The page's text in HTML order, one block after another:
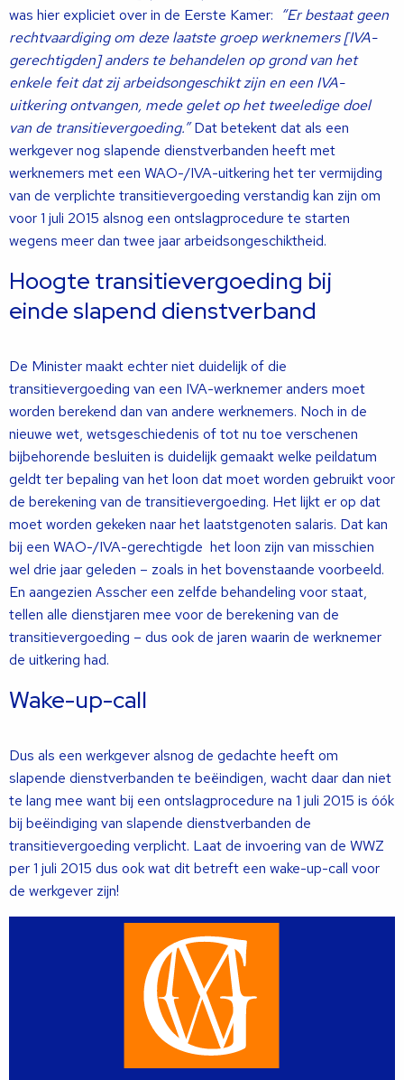
was hier expliciet over in de Eerste Kamer: “Er bestaat geen
rechtvaardiging om deze laatste groep werknemers [IVA-
gerechtigden] anders te behandelen op grond van het
enkele feit dat zij arbeidsongeschikt zijn en een IVA-
uitkering ontvangen, mede gelet op het tweeledige doel
van de transitievergoeding.”Dat betekent dat als een
werkgever nog slapende dienstverbanden heeft met
werknemers met een WAO-/IVA-uitkering het ter vermijding
van de verplichte transitievergoeding verstandig kan zijn om
voor 1 juli 2015 alsnog een ontslagprocedure te starten
wegens meer dan twee jaar arbeidsongeschiktheid.
Hoogte transitievergoeding bij
einde slapend dienstverband
De Minister maakt echter niet duidelijk of die
transitievergoeding van een IVA-werknemer anders moet
worden berekend dan van andere werknemers. Noch in de
nieuwe wet, wetsgeschiedenis of tot nu toe verschenen
bijbehorende besluiten is duidelijk gemaakt welke peildatum
geldt ter bepaling van het loon dat moet worden gebruikt voor
de berekening van de transitievergoeding. Het lijkt er op dat
moet worden gekeken naar het laatstgenoten salaris. Dat kan
bij een WAO-/IVA-gerechtigde het loon zijn van misschien
wel drie jaar geleden – zoals in het bovenstaande voorbeeld.
En aangezien Asscher een zelfde behandeling voor staat,
tellen alle dienstjaren mee voor de berekening van de
transitievergoeding – dus ook de jaren waarin de werknemer
de uitkering had.
Wake-up-call
Dus als een werkgever alsnog de gedachte heeft om
slapende dienstverbanden te beëindigen, wacht daar dan niet
te lang mee want bij een ontslagprocedure na 1 juli 2015 is óók
bij beëindiging van slapende dienstverbanden de
transitievergoeding verplicht. Laat de invoering van de WWZ
per 1 juli 2015 dus ook wat dit betreft een wake-up-call voor
de werkgever zijn!